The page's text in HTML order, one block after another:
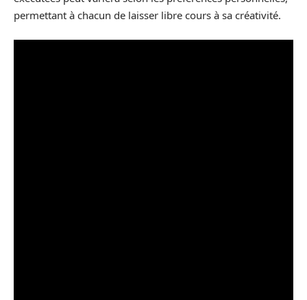
permettant à chacun de laisser libre cours à sa créativité.